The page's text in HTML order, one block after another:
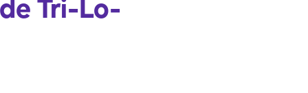
Tri-Lo-